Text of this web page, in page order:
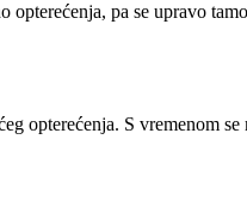
opterećenja, pa se upravo
opterećenja. S vremenom